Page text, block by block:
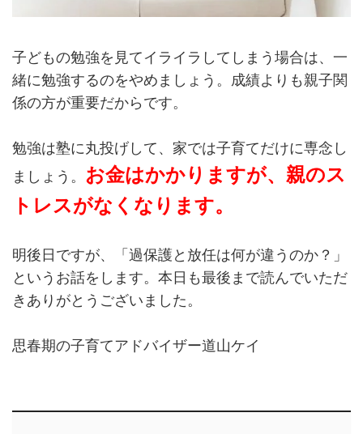
子どもの勉強を見てイライラしてしまう場合は、一
緒に勉強するのをやめましょう。成績よりも親子関
係の方が重要だからです。
勉強は塾に丸投げして、家では子育てだけに専念し
ましょう。 お金はかかりますが、親のス
トレスがなくなります。
明後日ですが、「過保護と放任は何が違うのか？」
というお話をします。本日も最後まで読んでいただ
きありがとうございました。
思春期の子育てアドバイザー道山ケイ